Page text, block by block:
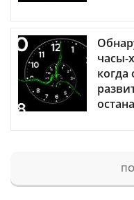
часы-
когда